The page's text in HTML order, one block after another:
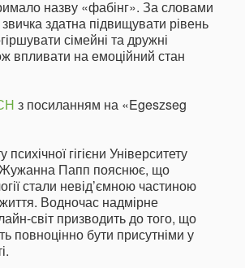
назву «фабінг». За словами
здатна підвищувати рівень
сімейні та дружні
впливати на емоційний стан
з посиланням на «Egeszseg
психічної гігієни Університету
Папп пояснює, що
стали невід’ємною частиною
Водночас надмірне
світ призводить до того, що
повноцінно бути присутніми у